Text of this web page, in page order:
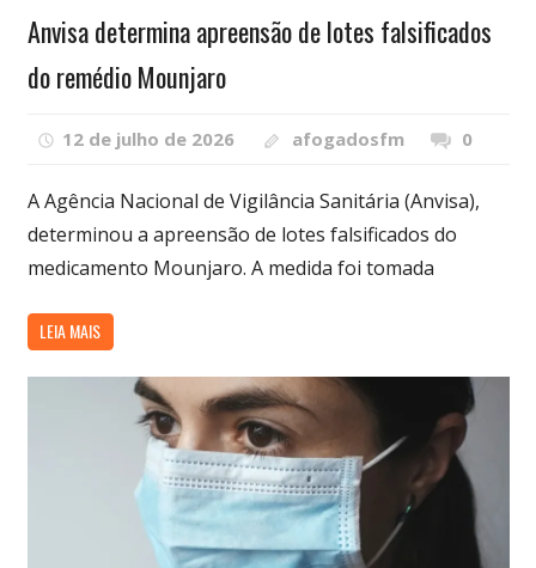
Anvisa determina apreensão de lotes falsificados
do remédio Mounjaro
12 de julho de 2026 afogadosfm 0
A Agência Nacional de Vigilância Sanitária (Anvisa),
determinou a apreensão de lotes falsificados do
medicamento Mounjaro. A medida foi tomada
LEIA MAIS